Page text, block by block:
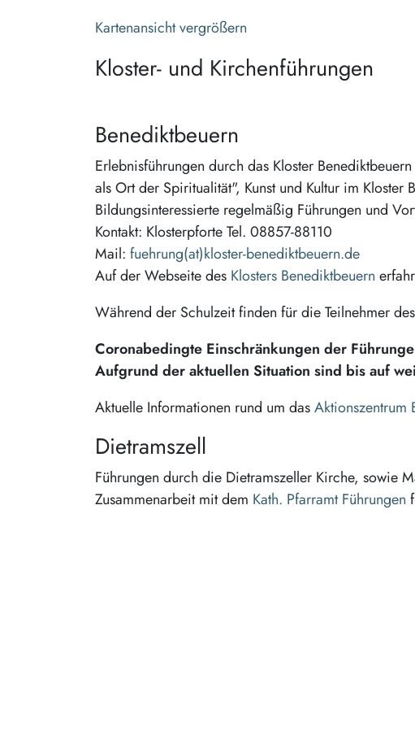
Kartenansicht vergrößern
Kloster- und Kirchenführungen
Benediktbeuern
Erlebnisführungen durch das Kloster
als Ort der Spiritualität", Kunst und Kultur im
Bildungsinteressierte regelmäßig Führungen und
Kontakt: Klosterpforte Tel. 08857-88110
Mail: fuehrung(at)kloster-benediktbeuern.de
Auf der Webseite des Klosters Benediktbeuern
Während der Schulzeit finden für die Teilnehmer des
Coronabedingte Einschränkungen der
Aufgrund der aktuellen Situation sind bis auf
Aktuelle Informationen rund um dasAktionszentrum
Dietramszell
Führungen durch die Dietramszeller Kirche, sowie
Zusammenarbeit mit dem Kath. Pfarramt Führungen